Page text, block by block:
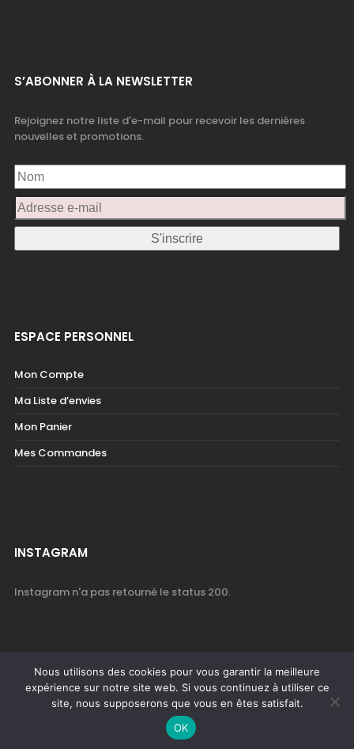
S’ABONNER À LA NEWSLETTER
Rejoignez notre liste d'e-mail pour recevoir les dernières
nouvelles et promotions.
ESPACE PERSONNEL
Mon Compte
Ma Liste d’envies
Mon Panier
Mes Commandes
INSTAGRAM
Instagram n'a pas retourné le status 200.
© COPYRIGHT 2019 BY MESOPOTAMIE - RÉALISÉ PAR
GFX DESIGN
Nous utilisons des cookies pour vous garantir la meilleure
expérience sur notre site web. Si vous continuez à utiliser ce
site, nous supposerons que vous en êtes satisfait.
OK